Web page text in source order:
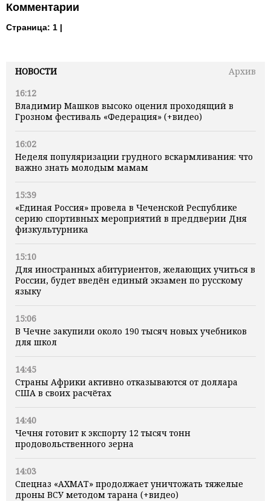
НОВОСТИ
Архив
16:12
Владимир Машков высоко оценил проходящий в
Грозном фестиваль «Федерация» (+видео)
16:02
Неделя популяризации грудного вскармливания: что
важно знать молодым мамам
15:39
«Единая Россия» провела в Чеченской Республике
серию спортивных мероприятий в преддверии Дня
физкультурника
15:10
Для иностранных абитуриентов, желающих учиться в
России, будет введён единый экзамен по русскому
языку
15:06
В Чечне закупили около 190 тысяч новых учебников
для школ
14:45
Страны Африки активно отказываются от доллара
США в своих расчётах
14:40
Чечня готовит к экспорту 12 тысяч тонн
продовольственного зерна
14:03
Спецназ «АХМАТ» продолжает уничтожать тяжелые
дроны ВСУ методом тарана (+видео)
Комментарии
Страница: 1 |